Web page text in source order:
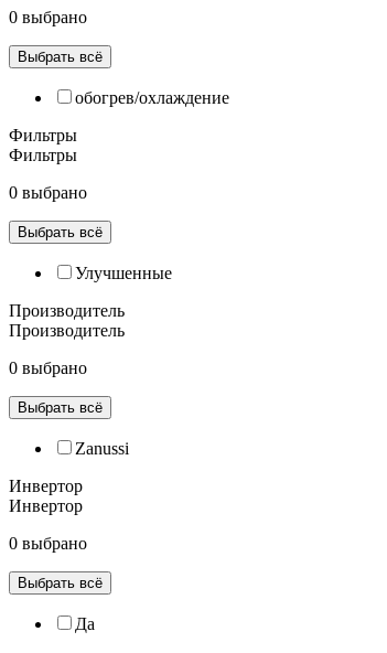
0 выбрано
Выбрать всё
обогрев/охлаждение
Фильтры
Фильтры
0 выбрано
Выбрать всё
Улучшенные
Производитель
Производитель
0 выбрано
Выбрать всё
Zanussi
Инвертор
Инвертор
0 выбрано
Выбрать всё
Да